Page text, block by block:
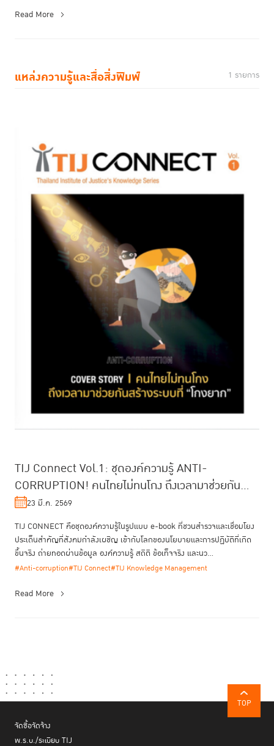
Read More
แหล่งความรู้และสื่อสิ่งพิมพ์ 1 รายการ
TIJ Connect Vol.1: ชุดองค์ความรู้ ANTI-
CORRUPTION! คนไทยไม่ทนโกง ถึงเวลามาช่วยกัน
สร้างระบบที่โกงยาก
23 มี.ค. 2569
TIJ CONNECT คือชุดองค์ความรู้ในรูปแบบ e-book ที่ชวนสำรวจและเชื่อมโยง
ประเด็นสำคัญที่สังคมกำลังเผชิญ เข้ากับโลกของนโยบายและการปฏิบัติที่เกิด
ขึ้นจริง ถ่ายทอดผ่านข้อมูล องค์ความรู้ สถิติ ข้อเท็จจริง และนว...
#Anti-corruption#TIJ Connect#TIJ Knowledge Management
Read More
TOP
จัดซื้อจัดจ้าง
พ.ร.บ./ระเบียบ TIJ